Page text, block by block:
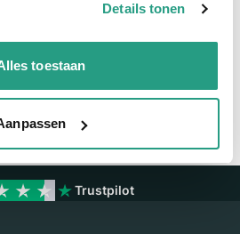
Details tonen
toestaan
ma t/m vr van 08:00 tot 17:00 uur.
contact met ons op
Trustpilot